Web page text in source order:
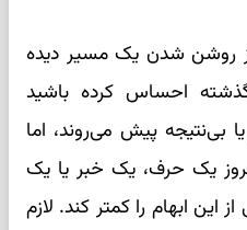
از روشن شدن یک مسیر دیده
احساس کرده باشید
بی‌نتیجه پیش می‌روند، اما
یک حرف، یک خبر یا یک
ابهام را کمتر کند. لازم